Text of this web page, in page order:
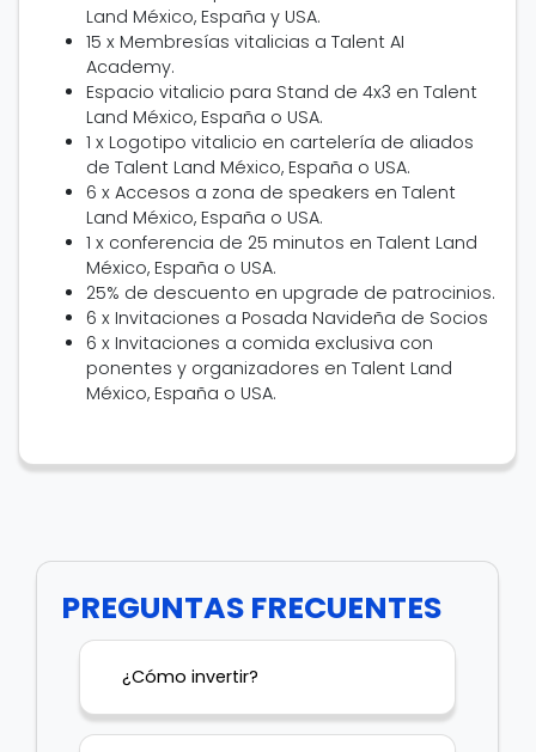
Land México, España y USA.
15 x Membresías vitalicias a Talent AI
Academy.
Espacio vitalicio para Stand de 4x3 en Talent
Land México, España o USA.
1 x Logotipo vitalicio en cartelería de aliados
de Talent Land México, España o USA.
6 x Accesos a zona de speakers en Talent
Land México, España o USA.
1 x conferencia de 25 minutos en Talent Land
México, España o USA.
25% de descuento en upgrade de patrocinios.
6 x Invitaciones a Posada Navideña de Socios
6 x Invitaciones a comida exclusiva con
ponentes y organizadores en Talent Land
México, España o USA.
PREGUNTAS FRECUENTES
¿Cómo invertir?